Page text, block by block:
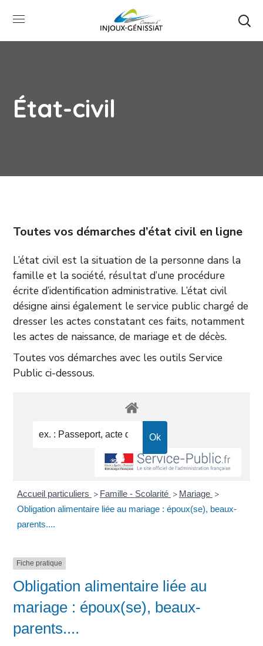
État-civil
Toutes vos démarches d’état civil en ligne
L’état civil est la situation de la personne dans la
famille et la société, résultat d’une procédure
écrite d’identification administrative. L’état civil
désigne ainsi également le service public chargé de
dresser les actes constatant ces faits, notamment
les actes de naissance, de mariage et de décès.
Toutes vos démarches avec les outils Service
Public ci-dessous.
Accueil particuliers > Famille - Scolarité > Mariage >
Obligation alimentaire liée au mariage : époux(se), beaux-
parents....
Fiche pratique
Obligation alimentaire liée au
mariage : époux(se), beaux-
parents....